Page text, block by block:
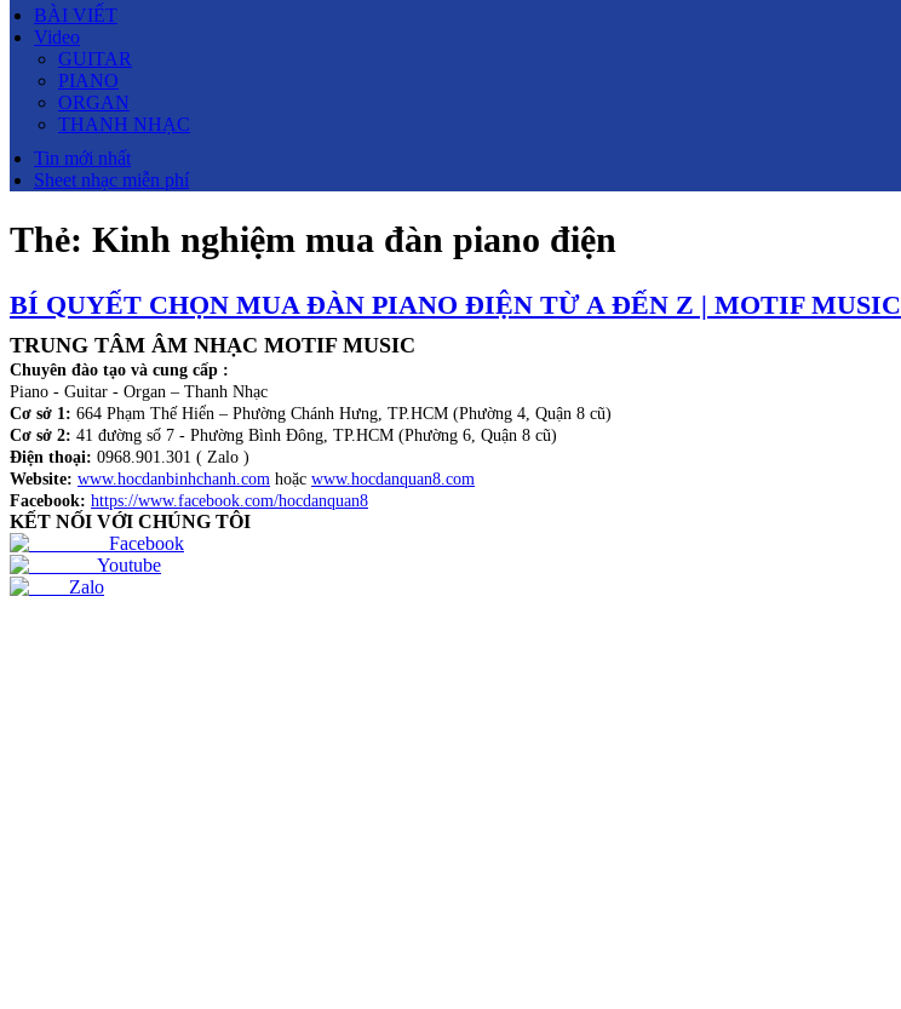
BÀI VIẾT
Video
GUITAR
PIANO
ORGAN
THANH NHẠC
Tin mới nhất
Sheet nhạc miễn phí
Thẻ: Kinh nghiệm mua đàn piano điện
BÍ QUYẾT CHỌN MUA ĐÀN PIANO ĐIỆN TỪ A ĐẾN Z | MOTIF MUSIC
TRUNG TÂM ÂM NHẠC MOTIF MUSIC
Chuyên đào tạo và cung cấp :
Piano - Guitar - Organ – Thanh Nhạc
Cơ sở 1: 664 Phạm Thế Hiển – Phường Chánh Hưng, TP.HCM (Phường 4, Quận 8 cũ)
Cơ sở 2: 41 đường số 7 - Phường Bình Đông, TP.HCM (Phường 6, Quận 8 cũ)
Điện thoại: 0968.901.301 ( Zalo )
Website: www.hocdanbinhchanh.com hoặc www.hocdanquan8.com
Facebook: https://www.facebook.com/hocdanquan8
KẾT NỐI VỚI CHÚNG TÔI
Facebook
Youtube
Zalo